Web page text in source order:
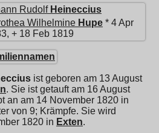
Rudolf Heineccius
Wilhelmine Hupe * 4 Apr
+ 18 Feb 1819
ist geboren am 13 August
. Sie ist getauft am 16 August
an am 14 November 1820 in
von 9; Krämpfe. Sie wird
1820 in Exten.